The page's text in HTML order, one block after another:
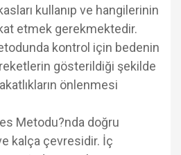
kullanıp ve hangilerinin
etmek gerekmektedir.
kontrol için bedenin
gösterildiği şekilde
önlenmesi
Metodu?nda doğru
kalça çevresidir. İç